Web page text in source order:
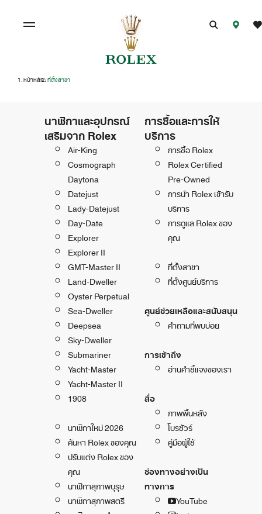
หน้าหลัก/ที่ตั้งสาขา
นาฬิกาและอุปกรณ์
เสริมจาก Rolex
Air-King
Cosmograph
Daytona
Datejust
Lady-Datejust
Day-Date
Explorer
Explorer II
GMT-Master II
Land-Dweller
Oyster Perpetual
Sea-Dweller
Deepsea
Sky-Dweller
Submariner
Yacht-Master
Yacht-Master II
1908
นาฬิกาใหม่ 2026
ค้นหา Rolex ของคุณ
ปรับแต่ง Rolex ของ
คุณ
นาฬิกาสุภาพบุรุษ
นาฬิกาสุภาพสตรี
การซื้อและการให้
บริการ
การซื้อ Rolex
Rolex Certified
Pre-Owned
การนำ Rolex เข้ารับ
บริการ
การดูแล Rolex ของ
คุณ
ที่ตั้งสาขา
ที่ตั้งศูนย์บริการ
ศูนย์ช่วยเหลือและสนับสนุน
คำถามที่พบบ่อย
การเข้าถึง
อ่านคำชี้แจงของเรา
สื่อ
ภาพพื้นหลัง
โบรชัวร์
คู่มือผู้ใช้
ช่องทางอย่างเป็น
ทางการ
YouTube